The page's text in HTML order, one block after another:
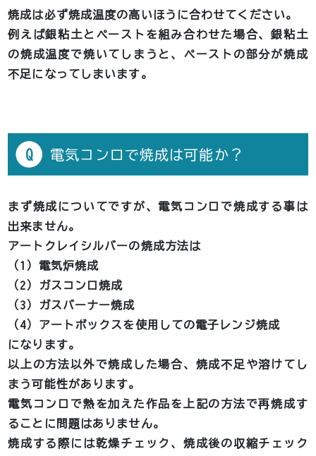
焼成は必ず焼成温度の高いほうに合わせてください。
例えば銀粘土とペーストを組み合わせた場合、銀粘土
の焼成温度で焼いてしまうと、ペーストの部分が焼成
不足になってしまいます。
Q 電気コンロで焼成は可能か？
まず焼成についてですが、電気コンロで焼成する事は
出来ません。
アートクレイシルバーの焼成方法は
（1）電気炉焼成
（2）ガスコンロ焼成
（3）ガスバーナー焼成
（4）アートボックスを使用しての電子レンジ焼成
になります。
以上の方法以外で焼成した場合、焼成不足や溶けてし
まう可能性があります。
電気コンロで熱を加えた作品を上記の方法で再焼成す
ることに問題はありません。
焼成する際には乾燥チェック、焼成後の収縮チェック